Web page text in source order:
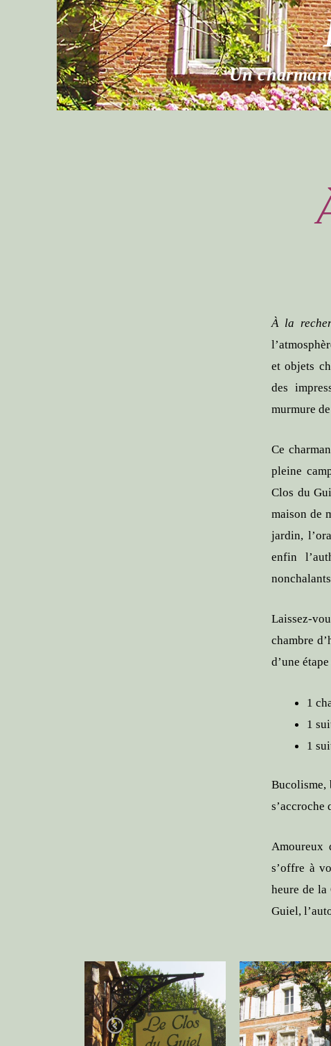
À la
et objets
des
murmure
Ce
pleine
Clos du
maison de
jardin,
enfin
Laissez-
chambre
d’une
1
1
1
Bucolisme,
s’accroche
Amoureux
s’offre à
heure de la
Guiel,